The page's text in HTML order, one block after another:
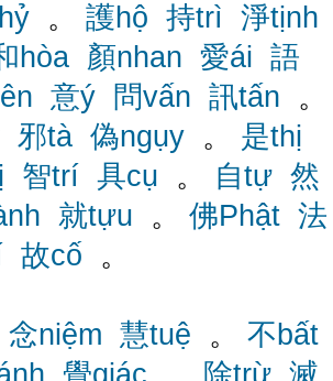
。 護hộ 持trì 淨tịnh
hòa 顏nhan 愛ái 語
意ý 問vấn 訊tấn 。
邪tà 偽ngụy 。 是thị
智trí 具cụ 。 自tự 然
就tựu 。 佛Phật 法
故cố 。
念niệm 慧tuệ 。 不bất
覺giác 除trừ 滅